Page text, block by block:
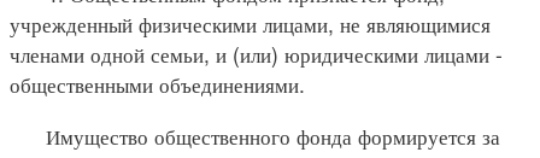
учрежденный физическими лицами, не являющимися
членами одной семьи, и (или) юридическими лицами -
общественными объединениями.
Имущество общественного фонда формируется за